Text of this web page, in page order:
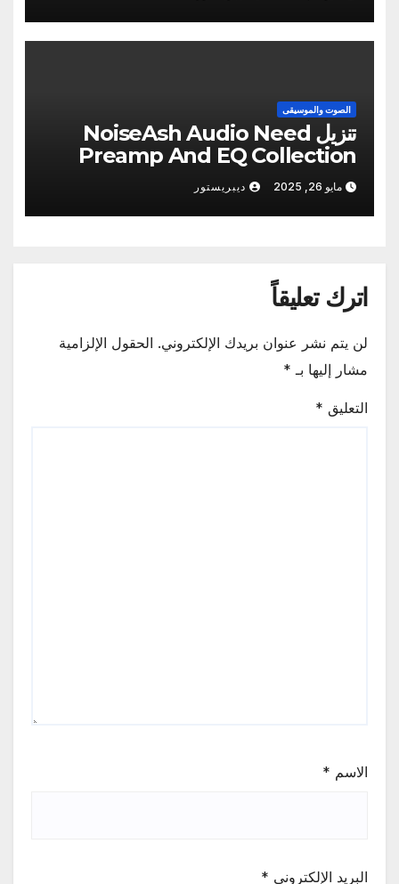
الصوت والموسيقى
تنزيل NoiseAsh Audio Need
Preamp And EQ Collection
v1.5.9 كامل مفعل
مايو 26, 2025 ديبريستور
اترك تعليقاً
لن يتم نشر عنوان بريدك الإلكتروني. الحقول الإلزامية
مشار إليها بـ *
التعليق *
الاسم *
البريد الإلكتروني *